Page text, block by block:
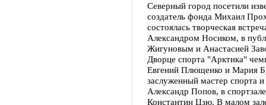
Северный город посетили
создатель фонда Михаил
состоялась творческая
Александром Носиком, в
Жигуновым и Анастасией
Дворце спорта "Арктика"
Евгений Плющенко и Мария
заслуженный мастер спорта
Александр Попов, в
Константин Цзю. В малом